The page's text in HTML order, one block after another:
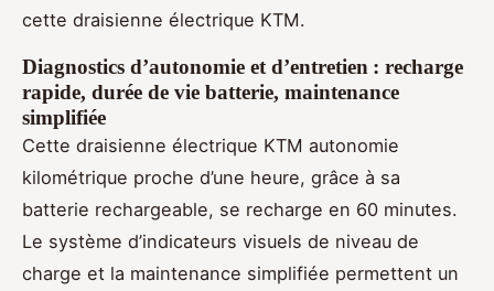
cette draisienne électrique KTM.
Diagnostics d’autonomie et d’entretien : recharge
rapide, durée de vie batterie, maintenance
simplifiée
Cette draisienne électrique KTM autonomie
kilométrique proche d’une heure, grâce à sa
batterie rechargeable, se recharge en 60 minutes.
Le système d’indicateurs visuels de niveau de
charge et la maintenance simplifiée permettent un